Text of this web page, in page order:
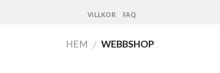
VILLKOR FAQ
HEM / WEBBSHOP